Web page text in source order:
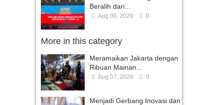
Beralih dari...
Aug 06, 2026 0
More in this category
Meramaikan Jakarta dengan
Ribuan Mainan...
Aug 07, 2026 0
Menjadi Gerbang Inovasi dan